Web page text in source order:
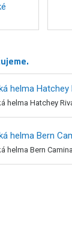
helma
helma Hatchey
helma Bern
helma Bern